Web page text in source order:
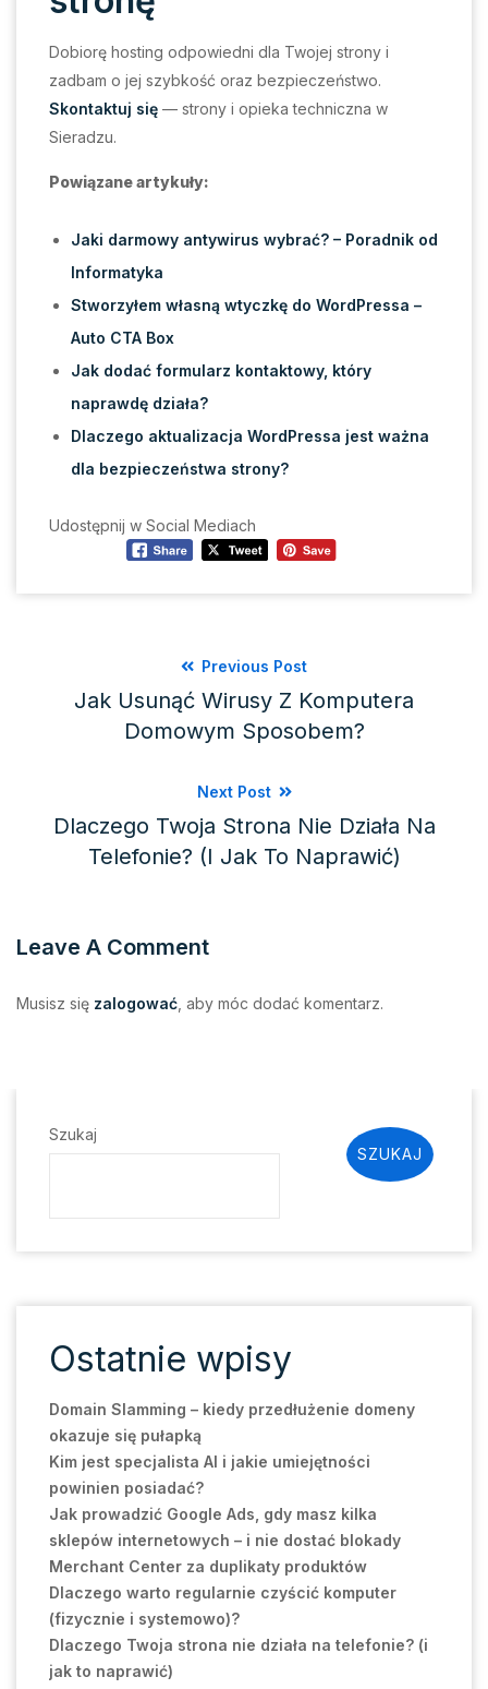
Dobiorę hosting odpowiedni dla Twojej strony i
zadbam o jej szybkość oraz bezpieczeństwo.
Skontaktuj się — strony i opieka techniczna w
Sieradzu.
Powiązane artykuły:
Jaki darmowy antywirus wybrać? – Poradnik od
Informatyka
Stworzyłem własną wtyczkę do WordPressa –
Auto CTA Box
Jak dodać formularz kontaktowy, który
naprawdę działa?
Dlaczego aktualizacja WordPressa jest ważna
dla bezpieczeństwa strony?
Udostępnij w Social Mediach
Previous Post
Jak Usunąć Wirusy Z Komputera
Domowym Sposobem?
Next Post
Dlaczego Twoja Strona Nie Działa Na
Telefonie? (i Jak To Naprawić)
Leave A Comment
Musisz się zalogować , aby móc dodać komentarz.
Szukaj
SZUKAJ
Ostatnie wpisy
Domain Slamming – kiedy przedłużenie domeny
okazuje się pułapką
Kim jest specjalista AI i jakie umiejętności
powinien posiadać?
Jak prowadzić Google Ads, gdy masz kilka
sklepów internetowych – i nie dostać blokady
Merchant Center za duplikaty produktów
Dlaczego warto regularnie czyścić komputer
(fizycznie i systemowo)?
Dlaczego Twoja strona nie działa na telefonie? (i
jak to naprawić)